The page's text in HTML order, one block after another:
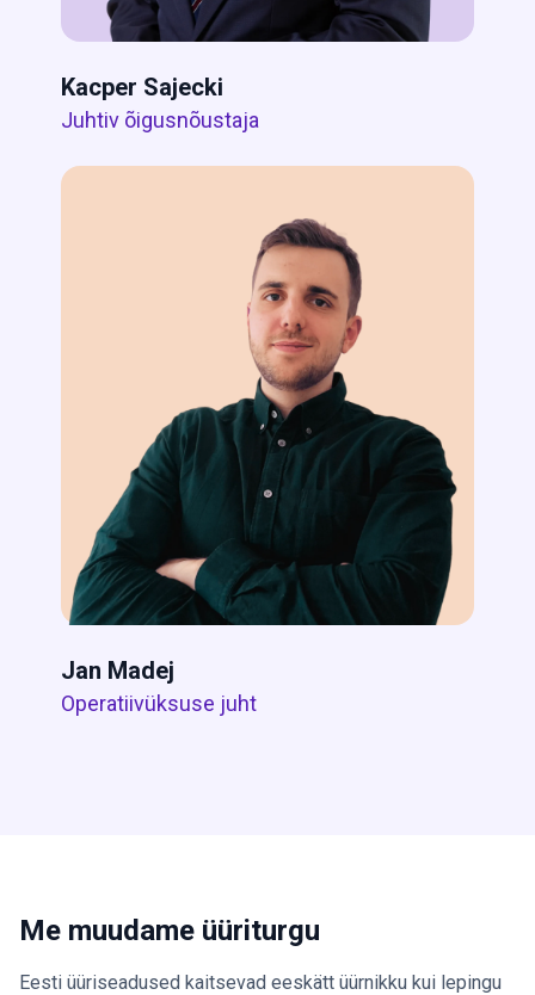
Kacper Sajecki
Juhtiv õigusnõustaja
Jan Madej
Operatiivüksuse juht
Me muudame üüriturgu
Eesti üüriseadused kaitsevad eeskätt üürnikku kui lepingu